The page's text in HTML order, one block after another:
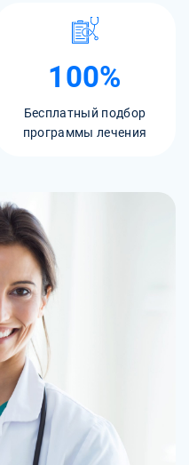
100%
Бесплатный подбор
программы лечения